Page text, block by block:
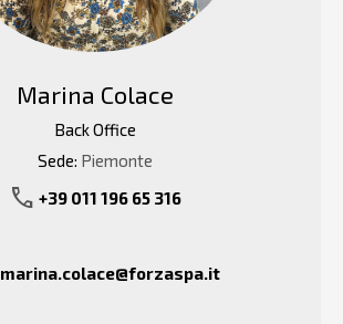
Marina Colace
Back Office
Sede: Piemonte
call +39 011 196 65 316
marina.colace@forzaspa.it